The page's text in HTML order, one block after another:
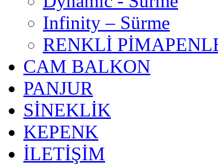
Infinity – Sürme
RENKLİ
CAM BALKON
PANJUR
SİNEKLİK
KEPENK
İLETİŞİM